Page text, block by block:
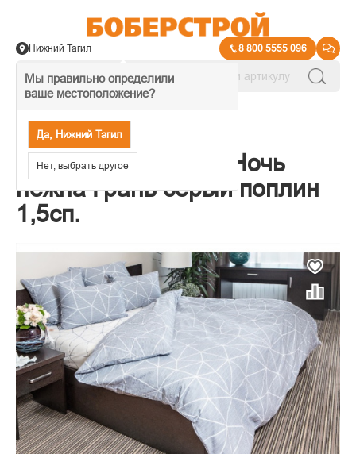
Мы правильно определили
ваше местоположение?
Да, Нижний Тагил
Нет, выбрать другое
Нижний Тагил 8 800 5555 096
Постельное белье Ночь
нежна Грань серый поплин
1,5сп.